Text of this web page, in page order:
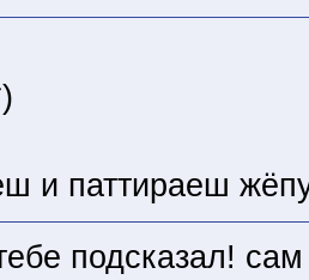
и паттираеш
подсказал! сам